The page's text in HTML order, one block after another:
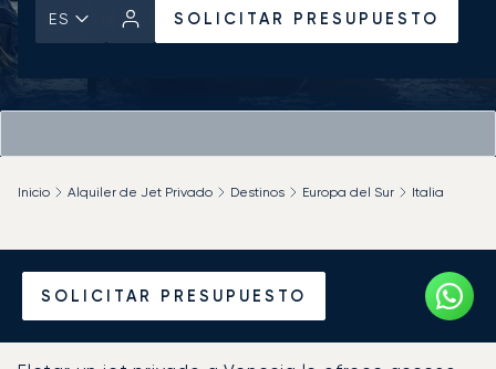
ES SOLICITAR PRESUPUESTO
SOLICITAR PRESUPUESTO
Inicio Alquiler de Jet Privado Destinos Europa del Sur Italia
Alquile un Jet Privado
desde o hacia Venecia